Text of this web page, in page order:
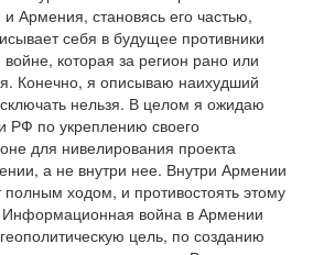
Армения, становясь его частью,
себя в будущее противники
которая за регион рано или
Конечно, я описываю наихудший
нельзя. В целом я ожидаю
РФ по укреплению своего
для нивелирования проекта
а не внутри нее. Внутри Армении
полным ходом, и противостоять этому
Информационная война в Армении
цель, по созданию